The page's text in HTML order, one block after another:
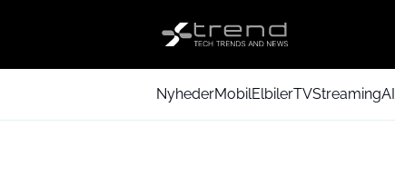
NyhederMobilElbilerTVStreamingAI